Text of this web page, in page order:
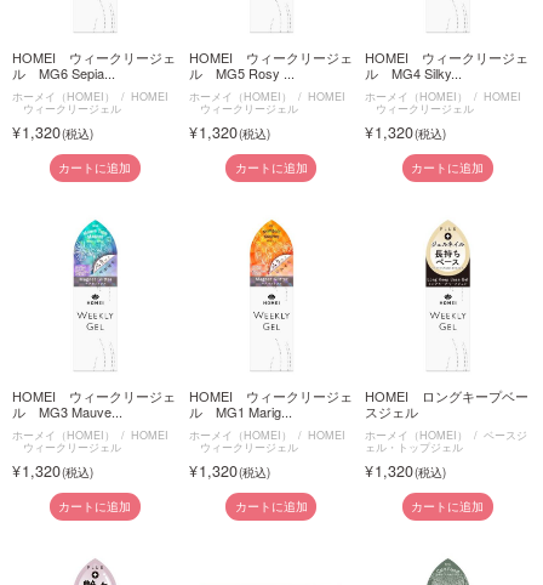
HOMEI ウィークリージェ
ル MG6 Sepia...
ホーメイ（HOMEI） HOMEI
ウィークリージェル
1,320
カートに追加
HOMEI ウィークリージェ
ル MG5 Rosy ...
ホーメイ（HOMEI） HOMEI
ウィークリージェル
1,320
カートに追加
HOMEI ウィークリージェ
ル MG4 Silky...
ホーメイ（HOMEI） HOMEI
ウィークリージェル
1,320
カートに追加
HOMEI ウィークリージェ
ル MG3 Mauve...
ホーメイ（HOMEI） HOMEI
ウィークリージェル
1,320
カートに追加
HOMEI ウィークリージェ
ル MG1 Marig...
ホーメイ（HOMEI） HOMEI
ウィークリージェル
1,320
カートに追加
HOMEI ロングキープベー
スジェル
ホーメイ（HOMEI） ベースジ
ェル・トップジェル
1,320
カートに追加